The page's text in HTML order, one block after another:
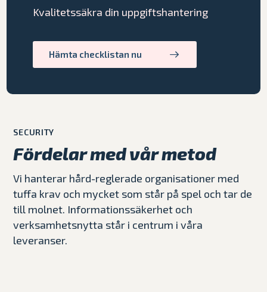
Kvalitetssäkra din uppgiftshantering
Hämta checklistan nu
SECURITY
Fördelar med vår metod
Vi hanterar hård-reglerade organisationer med
tuffa krav och mycket som står på spel och tar de
till molnet. Informationssäkerhet och
verksamhetsnytta står i centrum i våra
leveranser.